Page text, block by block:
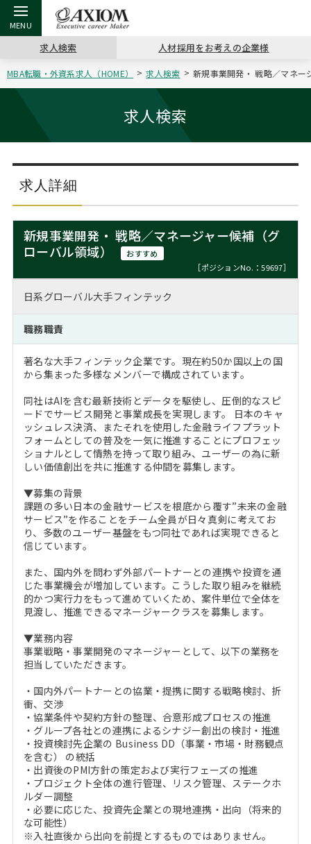
戻る
アクシアムの特長
戻る
コンサ
サービス案内
戻る
キャリ
コンサルタントの紹介
戻る
キャリア支援 TOP
キャリアデザイン講座
（最新求人市場動向）
戻る
MBAの
ステージ別アドバイス
MBAの転職事例
MBA留学生数の推移
戻る
日本か
インターン受入企業一覧
MBAを生かす求人特集
年齢と年収の相関図
戻る
転職ツール TOP
英文レジュメの書き方
戻る
パワー
職務経歴書の書き方
よくある面接Q&A集
戻る
転職コラム TOP
“展”職相談室
転職市場の明日をよめ
転職成功への4つの鍵
注目企業インタビュー
戻る
イベント・セミナー TOP
ジョブフェア
キャリアデザインセミナー
キャリアフォーラム
Career Talk Live
MBA NETWORKING
戻る
会社概要 TOP
沿革
主なクライアント
採用情報
ニュースリリース
求人検索 人材採用をお考えの企業様
MBA転職・外資系求人（HOME） 求人検索 新規事業開発・ 戦略／マネ
求人検索
求人詳細
新規事業開発・ 戦略／マネージャー候補（グ
ローバル領域）
おすすめ
［ポジションNo.：59697］
日系グローバル大手フィンテック
職務職責
著名な大手フィンテック企業です。現在約50か国以上の国
から集まった多様なメンバーで構成されています。
同社はAIを含む最新技術とデータを駆使し、圧倒的なスピ
ードでサービス開発と事業成長を実現します。 日本のキャ
ッシュレス決済、またそれを使用した金融ライフプラット
フォームとしての普及を一気に推進することにプロフェッ
ショナルとして情熱を持って取り組み、ユーザーの為に新
しい価値創出を共に推進する仲間を募集します。
▼募集の背景
課題の多い日本の金融サービスを根底から覆す”未来の金融
サービス”を作ることをチーム全員が日々真剣に考えてお
り、多数のユーザー基盤をもつ同社であれば実現できると
信じています。
また、国内外を問わず外部パートナーとの連携や投資を通
じた事業機会が増加しています。こうした取り組みを継続
的かつ実行力をもって進めていくため、案件単位で全体を
見渡し、推進できるマネージャークラスを募集します。
▼業務内容
事業戦略・事業開発のマネージャーとして、以下の業務を
担当していただきます。
・国内外パートナーとの協業・提携に関する戦略検討、折
衝、交渉
・協業条件や契約方針の整理、合意形成プロセスの推進
・グループ各社との連携によるシナジー創出の検討・推進
・投資検討先企業の Business DD（事業・市場・財務観点
を含む） の統括
・出資後のPMI方針の策定および実行フェーズの推進
・プロジェクト全体の進行管理、リスク管理、ステークホ
ルダー調整
・必要に応じた、投資先企業との現地連携・出向（将来的
な可能性）
※入社直後から出向を前提とするものではありません。